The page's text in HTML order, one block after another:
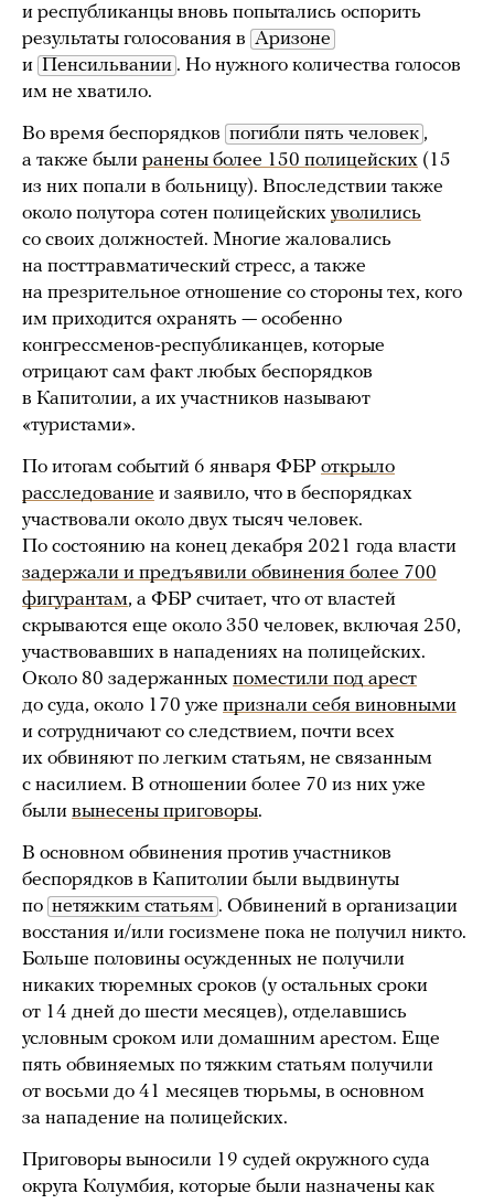
и республиканцы вновь попытались оспорить
результаты голосования в Аризоне
и Пенсильвании . Но нужного количества голосов
им не хватило.
Во время беспорядков погибли пять человек ,
а также были ранены более 150 полицейских (15
из них попали в больницу). Впоследствии также
около полутора сотен полицейских уволились
со своих должностей. Многие жаловались
на посттравматический стресс, а также
на презрительное отношение со стороны тех, кого
им приходится охранять — особенно
конгрессменов-республиканцев, которые
отрицают сам факт любых беспорядков
в Капитолии, а их участников называют
«туристами».
По итогам событий 6 января ФБР открыло
расследование и заявило, что в беспорядках
участвовали около двух тысяч человек.
По состоянию на конец декабря 2021 года власти
задержали и предъявили обвинения более 700
фигурантам, а ФБР считает, что от властей
скрываются еще около 350 человек, включая 250,
участвовавших в нападениях на полицейских.
Около 80 задержанных поместили под арест
до суда, около 170 уже признали себя виновными
и сотрудничают со следствием, почти всех
их обвиняют по легким статьям, не связанным
с насилием. В отношении более 70 из них уже
были вынесены приговоры.
В основном обвинения против участников
беспорядков в Капитолии были выдвинуты
по нетяжким статьям . Обвинений в организации
восстания и/или госизмене пока не получил никто.
Больше половины осужденных не получили
никаких тюремных сроков (у остальных сроки
от 14 дней до шести месяцев), отделавшись
условным сроком или домашним арестом. Еще
пять обвиняемых по тяжким статьям получили
от восьми до 41 месяцев тюрьмы, в основном
за нападение на полицейских.
Приговоры выносили 19 судей окружного суда
округа Колумбия, которые были назначены как